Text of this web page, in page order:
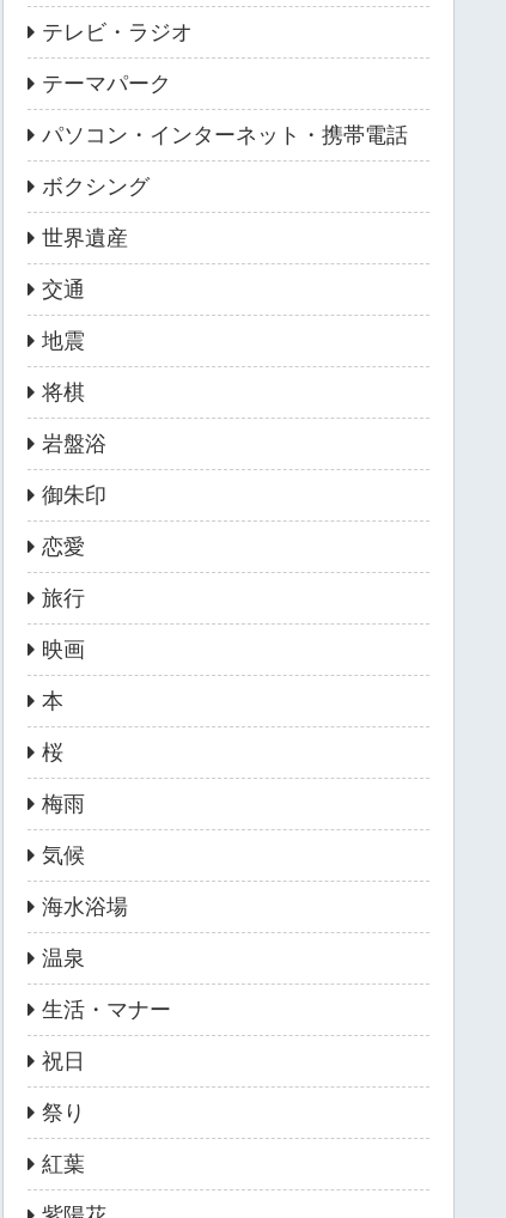
テレビ・ラジオ
テーマパーク
パソコン・インターネット・携帯電話
ボクシング
世界遺産
交通
地震
将棋
岩盤浴
御朱印
恋愛
旅行
映画
本
桜
梅雨
気候
海水浴場
温泉
生活・マナー
祝日
祭り
紅葉